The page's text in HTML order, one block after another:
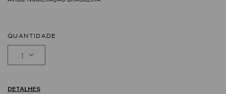
QUANTIDADE
1
DETALHES